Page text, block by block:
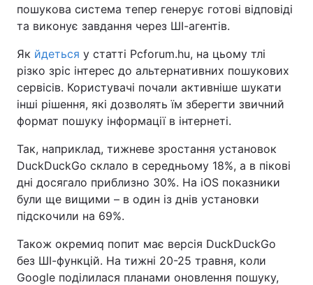
пошукова система тепер генерує готові відповіді
та виконує завдання через ШІ-агентів.
Як йдеться у статті Pcforum.hu, на цьому тлі
різко зріс інтерес до альтернативних пошукових
сервісів. Користувачі почали активніше шукати
інші рішення, які дозволять їм зберегти звичний
формат пошуку інформації в інтернеті.
Так, наприклад, тижневе зростання установок
DuckDuckGo склало в середньому 18%, а в пікові
дні досягало приблизно 30%. На iOS показники
були ще вищими – в один із днів установки
підскочили на 69%.
Також окремиq попит має версія DuckDuckGo
без ШІ-функцій. На тижні 20-25 травня, коли
Google поділилася планами оновлення пошуку,